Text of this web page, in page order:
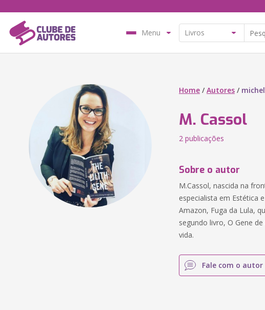
Menu
Home /Autores /
M. Cassol
2 publicações
Sobre o autor
M.Cassol, nascida na
especialista em Estética
Amazon, Fuga da Lula,
segundo livro, O Gene
vida.
Fale com o autor